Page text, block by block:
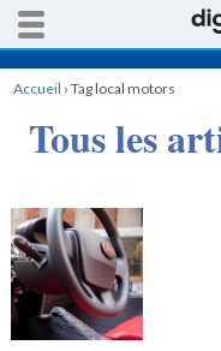
Accueil › Tag local motors
Tous les